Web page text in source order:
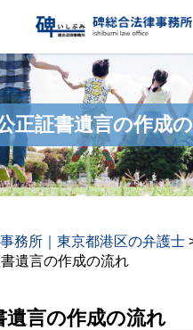
正証書遺言の作成
務所｜東京都港区の弁護士
遺言の作成の流れ
遺言の作成の流れ